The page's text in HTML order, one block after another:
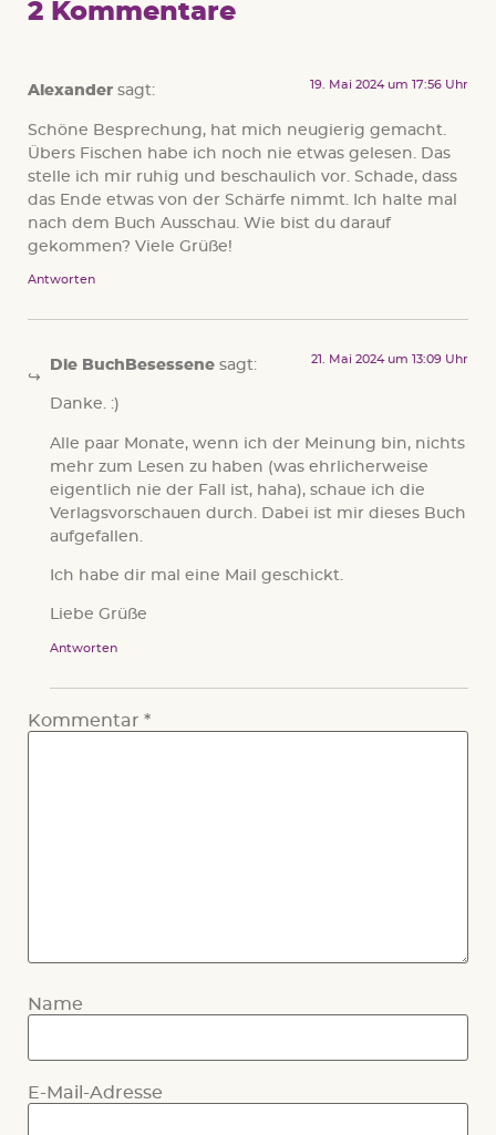
2 Kommentare
Alexander sagt: 19. Mai 2024 um 17:56 Uhr
Schöne Besprechung, hat mich neugierig gemacht.
Übers Fischen habe ich noch nie etwas gelesen. Das
stelle ich mir ruhig und beschaulich vor. Schade, dass
das Ende etwas von der Schärfe nimmt. Ich halte mal
nach dem Buch Ausschau. Wie bist du darauf
gekommen? Viele Grüße!
Antworten
Die BuchBesessene sagt: 21. Mai 2024 um 13:09 Uhr
Danke. :)
Alle paar Monate, wenn ich der Meinung bin, nichts
mehr zum Lesen zu haben (was ehrlicherweise
eigentlich nie der Fall ist, haha), schaue ich die
Verlagsvorschauen durch. Dabei ist mir dieses Buch
aufgefallen.
Ich habe dir mal eine Mail geschickt.
Liebe Grüße
Antworten
Kommentar *
Name
E-Mail-Adresse